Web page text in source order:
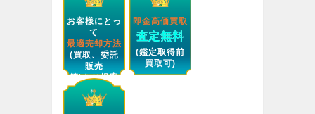
お客様にとっ
て
最適売却方法
(買取、委託
販売
等)をご提案
します。
即金高価買取
査定無料
(鑑定取得前
買取可)